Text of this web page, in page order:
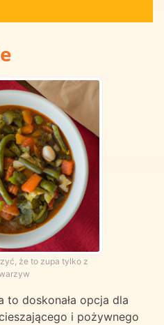
że to zupa tylko z
to doskonała opcja dla
i pożywnego